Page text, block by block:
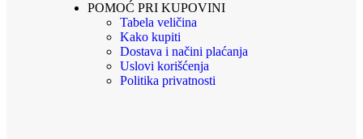
POMOĆ PRI KUPOVINI
Tabela veličina
Kako kupiti
Dostava i načini plaćanja
Uslovi korišćenja
Politika privatnosti